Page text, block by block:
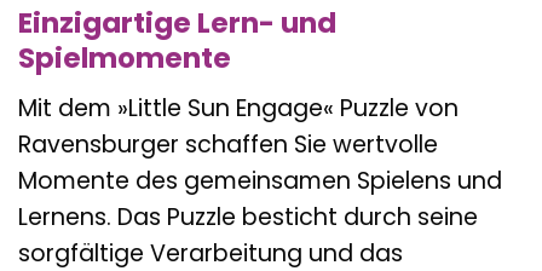
Einzigartige Lern- und
Spielmomente
Mit dem »Little Sun Engage« Puzzle von
Ravensburger schaffen Sie wertvolle
Momente des gemeinsamen Spielens und
Lernens. Das Puzzle besticht durch seine
sorgfältige Verarbeitung und das